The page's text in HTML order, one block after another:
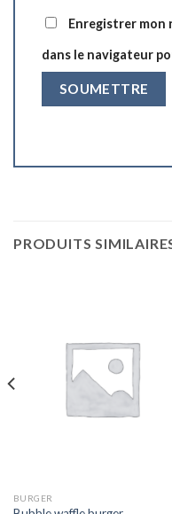
Enregistrer mon
dans le navigateur
PRODUITS
BURGER